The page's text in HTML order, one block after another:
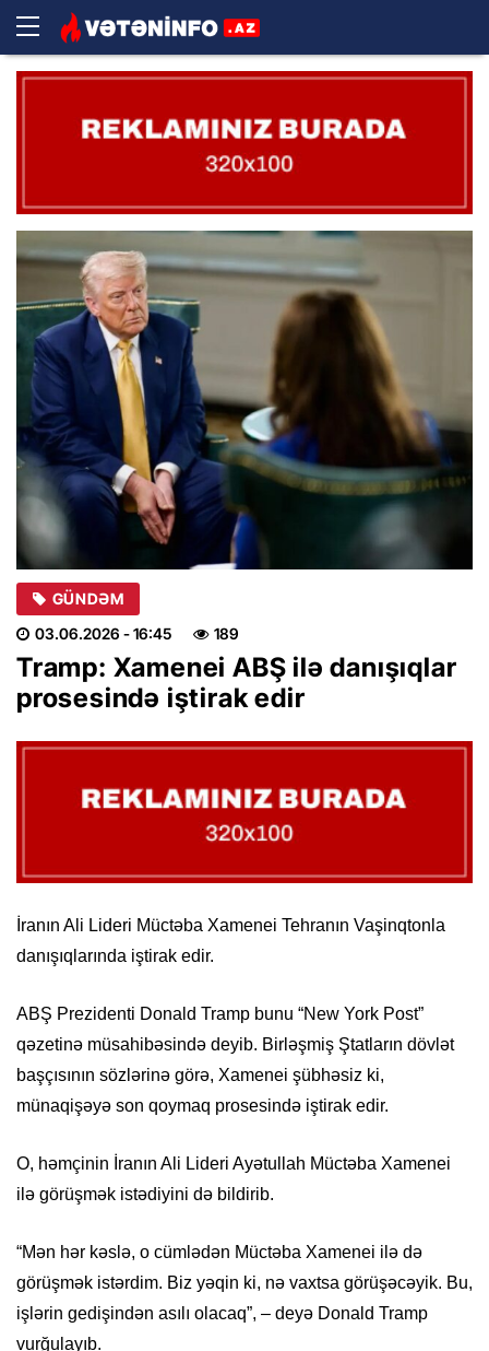
GÜNDƏM
03.06.2026 - 16:45 189
Tramp: Xamenei ABŞ ilə danışıqlar
prosesində iştirak edir
İranın Ali Lideri Müctəba Xamenei Tehranın Vaşinqtonla
danışıqlarında iştirak edir.
ABŞ Prezidenti Donald Tramp bunu “New York Post”
qəzetinə müsahibəsində deyib. Birləşmiş Ştatların dövlət
başçısının sözlərinə görə, Xamenei şübhəsiz ki,
münaqişəyə son qoymaq prosesində iştirak edir.
O, həmçinin İranın Ali Lideri Ayətullah Müctəba Xamenei
ilə görüşmək istədiyini də bildirib.
“Mən hər kəslə, o cümlədən Müctəba Xamenei ilə də
görüşmək istərdim. Biz yəqin ki, nə vaxtsa görüşəcəyik. Bu,
işlərin gedişindən asılı olacaq”, – deyə Donald Tramp
vurğulayıb.